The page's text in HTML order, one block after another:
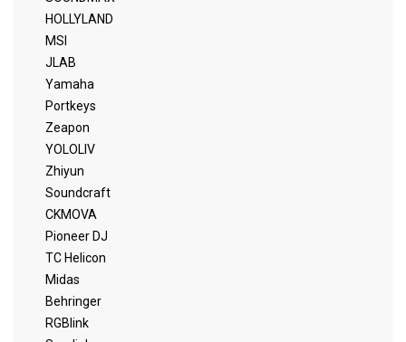
HOLLYLAND
MSI
JLAB
Yamaha
Portkeys
Zeapon
YOLOLIV
Zhiyun
Soundcraft
CKMOVA
Pioneer DJ
TC Helicon
Midas
Behringer
RGBlink